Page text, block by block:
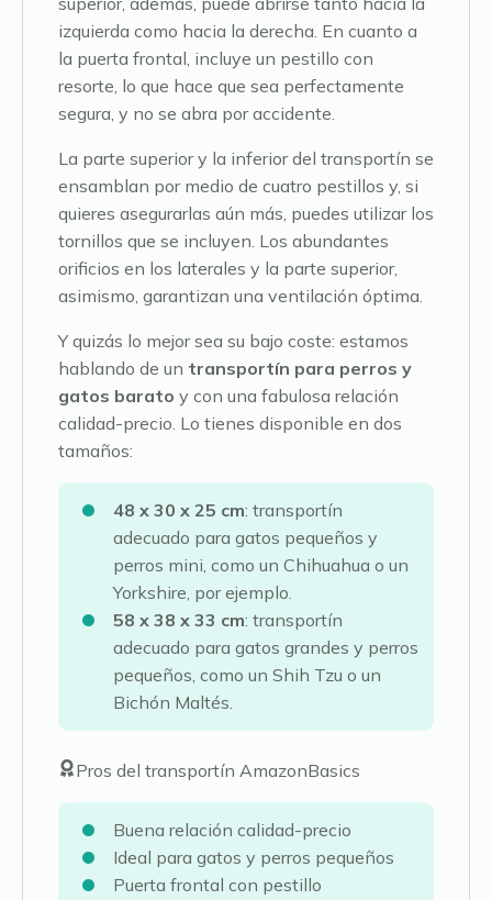
izquierda como hacia la derecha. En cuanto a
la puerta frontal, incluye un pestillo con
resorte, lo que hace que sea perfectamente
segura, y no se abra por accidente.
La parte superior y la inferior del transportín se
ensamblan por medio de cuatro pestillos y, si
quieres asegurarlas aún más, puedes utilizar los
tornillos que se incluyen. Los abundantes
orificios en los laterales y la parte superior,
asimismo, garantizan una ventilación óptima.
Y quizás lo mejor sea su bajo coste: estamos
hablando de un transportín para perros y
gatos barato y con una fabulosa relación
calidad-precio. Lo tienes disponible en dos
tamaños:
48 x 30 x 25 cm: transportín
adecuado para gatos pequeños y
perros mini, como un Chihuahua o un
Yorkshire, por ejemplo.
58 x 38 x 33 cm: transportín
adecuado para gatos grandes y perros
pequeños, como un Shih Tzu o un
Bichón Maltés.
Pros del transportín AmazonBasics
Buena relación calidad-precio
Ideal para gatos y perros pequeños
Puerta frontal con pestillo